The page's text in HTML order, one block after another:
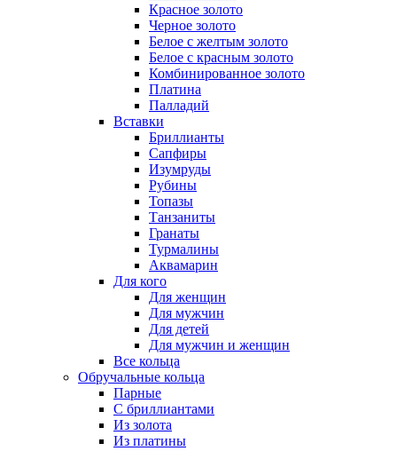
Красное золото
Черное золото
Белое с желтым золото
Белое с красным золото
Комбинированное золото
Платина
Палладий
Вставки
Бриллианты
Сапфиры
Изумруды
Рубины
Топазы
Танзаниты
Гранаты
Турмалины
Аквамарин
Для кого
Для женщин
Для мужчин
Для детей
Для мужчин и женщин
Все кольца
Обручальные кольца
Парные
С бриллиантами
Из золота
Из платины